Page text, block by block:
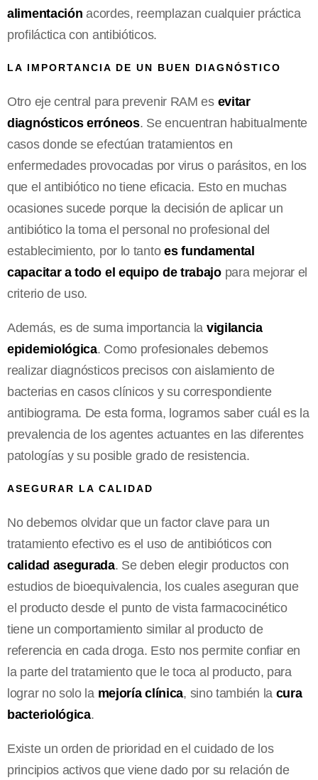
alimentación acordes, reemplazan cualquier práctica
profiláctica con antibióticos.
LA IMPORTANCIA DE UN BUEN DIAGNÓSTICO
Otro eje central para prevenir RAM es evitar
diagnósticos erróneos. Se encuentran habitualmente
casos donde se efectúan tratamientos en
enfermedades provocadas por virus o parásitos, en los
que el antibiótico no tiene eficacia. Esto en muchas
ocasiones sucede porque la decisión de aplicar un
antibiótico la toma el personal no profesional del
establecimiento, por lo tantoes fundamental
capacitar a todo el equipo de trabajopara mejorar el
criterio de uso.
Además, es de suma importancia la vigilancia
epidemiológica. Como profesionales debemos
realizar diagnósticos precisos con aislamiento de
bacterias en casos clínicos y su correspondiente
antibiograma. De esta forma, logramos saber cuál es la
prevalencia de los agentes actuantes en las diferentes
patologías y su posible grado de resistencia.
ASEGURAR LA CALIDAD
No debemos olvidar que un factor clave para un
tratamiento efectivo es el uso de antibióticos con
calidad asegurada. Se deben elegir productos con
estudios de bioequivalencia, los cuales aseguran que
el producto desde el punto de vista farmacocinético
tiene un comportamiento similar al producto de
referencia en cada droga. Esto nos permite confiar en
la parte del tratamiento que le toca al producto, para
lograr no solo la mejoría clínica, sino también la cura
bacteriológica.
Existe un orden de prioridad en el cuidado de los
principios activos que viene dado por su relación de